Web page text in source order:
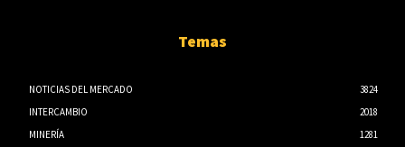
Temas
NOTICIAS DEL MERCADO
3824
INTERCAMBIO
2018
MINERÍA
1281